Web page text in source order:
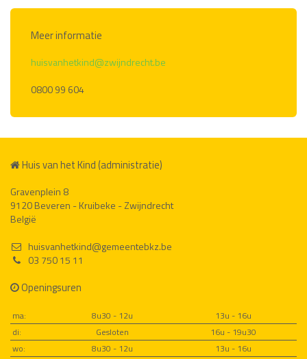
Meer informatie
huisvanhetkind@zwijndrecht.be
0800 99 604
Huis van het Kind (administratie)
Gravenplein 8
9120 Beveren - Kruibeke - Zwijndrecht
België
huisvanhetkind@gemeentebkz.be
03 750 15 11
Openingsuren
ma: 8u30 - 12u
13u - 16u
di:
Gesloten
16u - 19u30
wo:
8u30 - 12u
13u - 16u